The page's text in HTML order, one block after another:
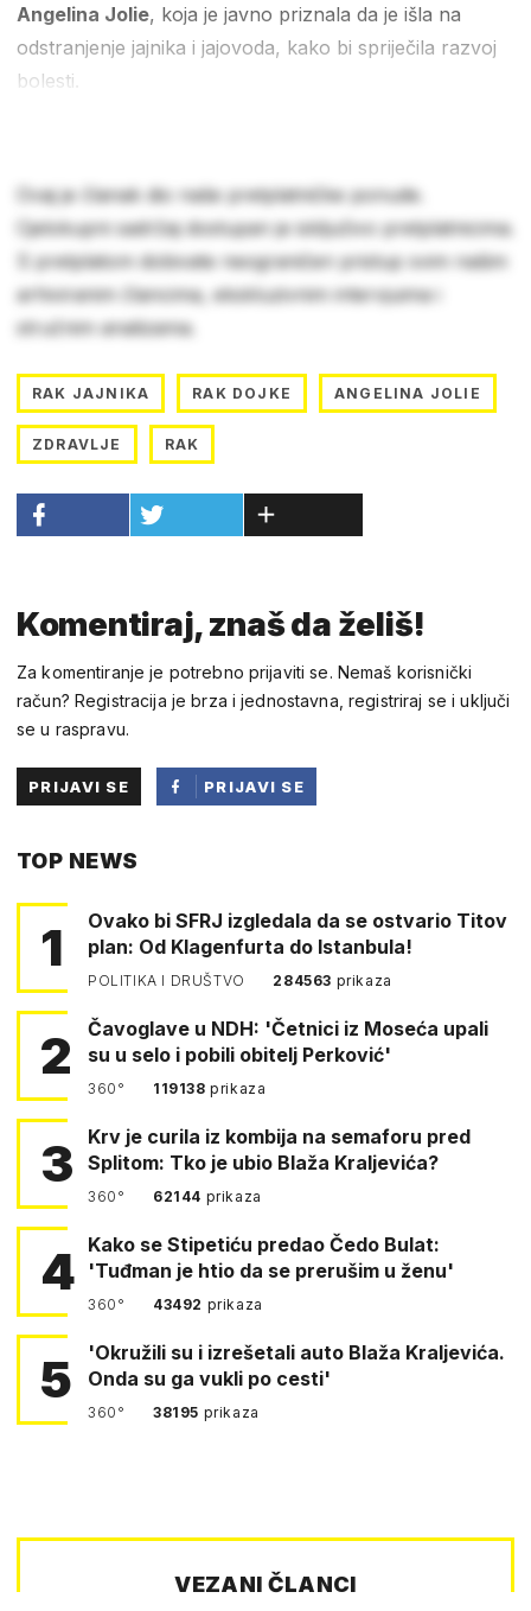
Angelina Jolie, koja je javno priznala da je išla na
odstranjenje jajnika i jajovoda, kako bi spriječila razvoj
bolesti.
Ovaj je članak dio naše pretplatničke ponude.
Cjelokupni sadržaj dostupan je isključivo pretplatnicima.
S pretplatom dobivate neograničen pristup svim našim
arhiviranim člancima, ekskluzivnim intervjuima i
stručnim analizama.
RAK JAJNIKA RAK DOJKE ANGELINA JOLIE
ZDRAVLJE RAK
Komentiraj, znaš da želiš!
Za komentiranje je potrebno prijaviti se. Nemaš korisnički
račun? Registracija je brza i jednostavna, registriraj se i uključi
se u raspravu.
PRIJAVI SE
PRIJAVI SE
TOP NEWS
1
Ovako bi SFRJ izgledala da se ostvario Titov
plan: Od Klagenfurta do Istanbula!
POLITIKA I DRUŠTVO 284563 prikaza
2
Čavoglave u NDH: 'Četnici iz Moseća upali
su u selo i pobili obitelj Perković'
360° 119138prikaza
3
Krv je curila iz kombija na semaforu pred
Splitom: Tko je ubio Blaža Kraljevića?
360° 62144 prikaza
4 Kako se Stipetiću predao Čedo Bulat:
'Tuđman je htio da se prerušim u ženu'
360° 43492 prikaza
5
'Okružili su i izrešetali auto Blaža Kraljevića.
Onda su ga vukli po cesti'
360° 38195 prikaza
VEZANI ČLANCI